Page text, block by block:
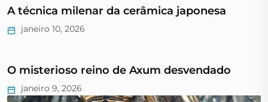
A técnica milenar da cerâmica japonesa
janeiro 10, 2026
O misterioso reino de Axum desvendado
janeiro 9, 2026